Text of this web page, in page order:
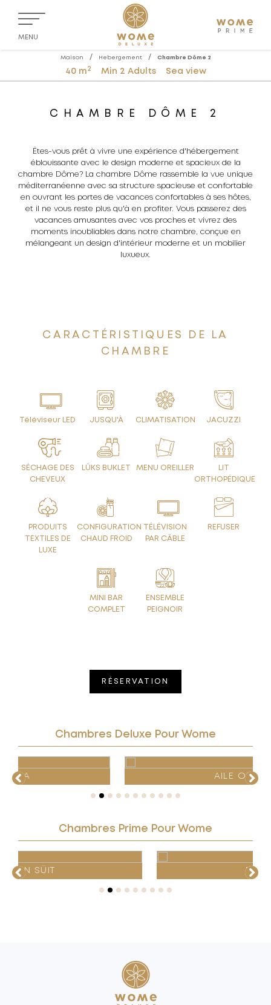
MENU
Maison / Hebergement / Chambre Dôme 2
40 m 2 Min 2 Adults Sea view
CHAMBRE DÔME 2
Êtes-vous prêt à vivre une expérience d'hébergement
éblouissante avec le design moderne et spacieux de la
chambre Dôme? La chambre Dôme rassemble la vue unique
méditerranéenne avec sa structure spacieuse et confortable
en ouvrant les portes de vacances confortables à ses hôtes,
et il ne vous reste plus qu'à en profiter. Vous passerez des
vacances amusantes avec vos proches et vivrez des
moments inoubliables dans notre chambre, conçue en
mélangeant un design d'intérieur moderne et un mobilier
luxueux.
CARACTÉRISTIQUES DE LA
CHAMBRE
Téléviseur LED JUSQU'À CLIMATISATION JACUZZI
SÉCHAGE DES
CHEVEUX
LÜKS BUKLET MENU OREILLER
ORTHOPÉDIQUE
PRODUITS
TEXTILES DE
LUXE
CONFIGURATION
CHAUD FROID
TÉLÉVISION
PAR CÂBLE
REFUSER
MINI BAR
COMPLET
ENSEMBLE
PEIGNOIR
RÉSERVATION
Chambres Deluxe Pour Wome
Chambres Prime Pour Wome